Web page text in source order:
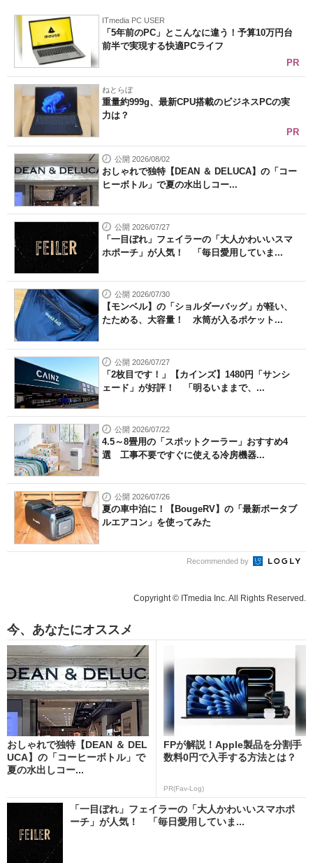
ITmedia PC USER
「5年前のPC」とこんなに違う！予算10万円台
前半で実現する快適PCライフ
PR
ねとらぼ
重量約999g、最新CPU搭載のビジネスPCの実
力は？
PR
公開 2026/08/02
おしゃれで独特【DEAN ＆ DELUCA】の「コー
ヒーボトル」で夏の水出しコー...
公開 2026/07/27
「一目ぼれ」フェイラーの「大人かわいいスマ
ホポーチ」が人気！ 「毎日愛用していま...
公開 2026/07/30
【モンベル】の「ショルダーバッグ」が軽い、
たためる、大容量！ 水筒が入るポケット...
公開 2026/07/27
「2枚目です！」【カインズ】1480円「サンシ
ェード」が好評！ 「明るいままで、...
公開 2026/07/22
4.5～8畳用の「スポットクーラー」おすすめ4
選 工事不要ですぐに使える冷房機器...
公開 2026/07/26
夏の車中泊に！【BougeRV】の「最新ポータブ
ルエアコン」を使ってみた
Recommended by
Copyright © ITmedia Inc. All Rights Reserved.
今、あなたにオススメ
おしゃれで独特【DEAN ＆ DEL
UCA】の「コーヒーボトル」で
夏の水出しコー...
FPが解説！Apple製品を分割手
数料0円で入手する方法とは？
PR(Fav-Log)
「一目ぼれ」フェイラーの「大人かわいいスマホポ
ーチ」が人気！ 「毎日愛用していま...